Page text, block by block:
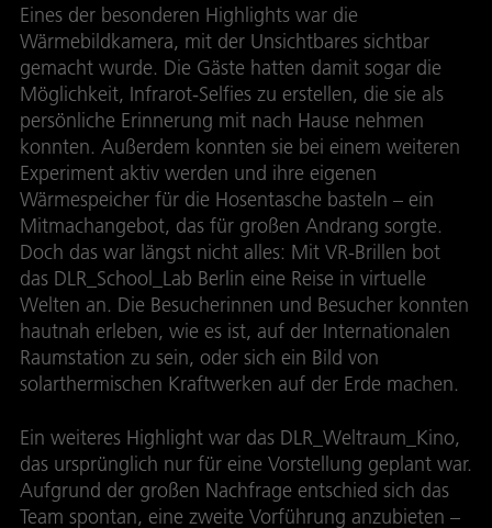
Eines der besonderen Highlights war die
Wärmebildkamera, mit der Unsichtbares sichtbar
gemacht wurde. Die Gäste hatten damit sogar die
Möglichkeit, Infrarot-Selfies zu erstellen, die sie als
persönliche Erinnerung mit nach Hause nehmen
konnten. Außerdem konnten sie bei einem weiteren
Experiment aktiv werden und ihre eigenen
Wärmespeicher für die Hosentasche basteln – ein
Mitmachangebot, das für großen Andrang sorgte.
Doch das war längst nicht alles: Mit VR-Brillen bot
das DLR_School_Lab Berlin eine Reise in virtuelle
Welten an. Die Besucherinnen und Besucher konnten
hautnah erleben, wie es ist, auf der Internationalen
Raumstation zu sein, oder sich ein Bild von
solarthermischen Kraftwerken auf der Erde machen.
Ein weiteres Highlight war das DLR_Weltraum_Kino,
das ursprünglich nur für eine Vorstellung geplant war.
Aufgrund der großen Nachfrage entschied sich das
Team spontan, eine zweite Vorführung anzubieten –